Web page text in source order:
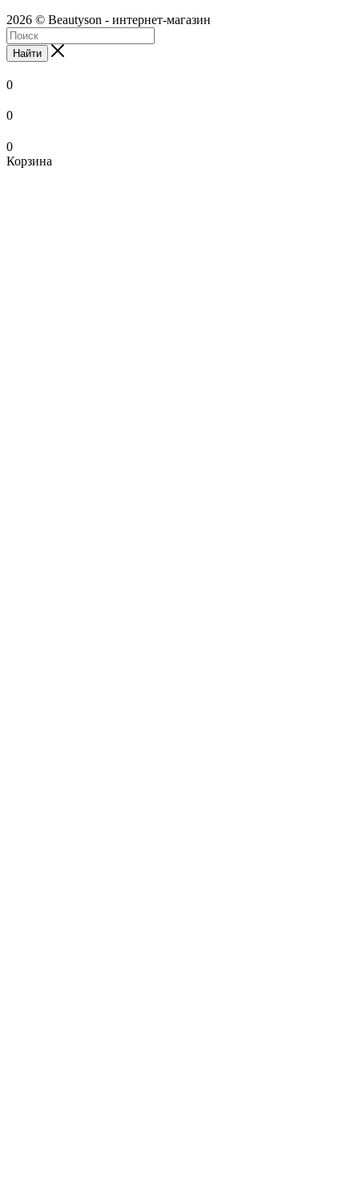
2026 © Beautyson - интернет-магазин
Найти
0
0
0
Корзина